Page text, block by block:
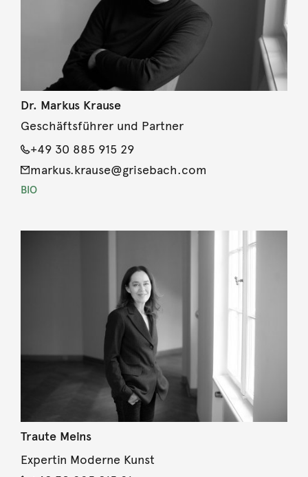
Dr. Markus Krause
Geschäftsführer und Partner
+49 30 885 915 29
markus.krause@grisebach.com
BIO
Traute Meins
Expertin Moderne Kunst